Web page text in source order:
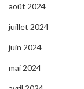
août 2024
juillet 2024
juin 2024
mai 2024